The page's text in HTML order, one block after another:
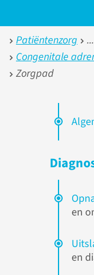
Patiëntenzorg
Congenitale
Zorgpad
en
en